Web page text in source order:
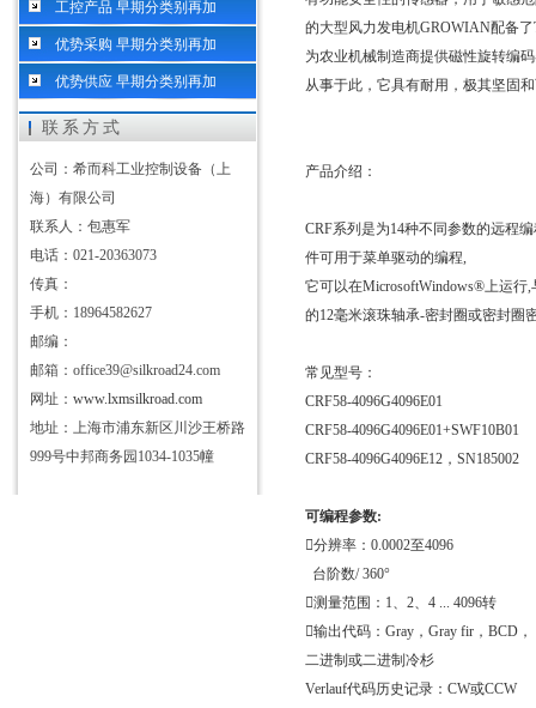
工控产品 早期分类别再加
优势采购 早期分类别再加
优势供应 早期分类别再加
联系方式
公司：希而科工业控制设备（上
海）有限公司
联系人：包惠军
电话：021-20363073
传真：
手机：18964582627
邮编：
邮箱：office39@silkroad24.com
网址： www.lxmsilkroad.com
地址：上海市浦东新区川沙王桥路
999号中邦商务园1034-1035幢
的大型风力发电机GROWIAN配备了
为农业机械制造商提供磁性旋转编
从事于此，它具有耐用，极其坚固
产品介绍：
CRF系列是为14种不同参数的远程
件可用于菜单驱动的编程,
它可以在MicrosoftWindows®上运行,
的12毫米滚珠轴承-密封圈或密封圈
常见型号：
CRF58-4096G4096E01
CRF58-4096G4096E01+SWF10B01
CRF58-4096G4096E12 ， SN185002
可编程参数:
分辨率： 0.0002至4096
台阶数/ 360°
测量范围： 1、 2、 4 ... 4096转
输出代码： Gray ， Gray fir ， BCD ，
二进制或二进制冷杉
Verlauf代码历史记录： CW或CCW